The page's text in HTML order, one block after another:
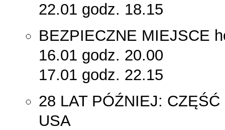
22.01 godz. 18.15
BEZPIECZNE MIEJSCE
16.01 godz. 20.00
17.01 godz. 22.15
28 LAT PÓŹNIEJ:
USA